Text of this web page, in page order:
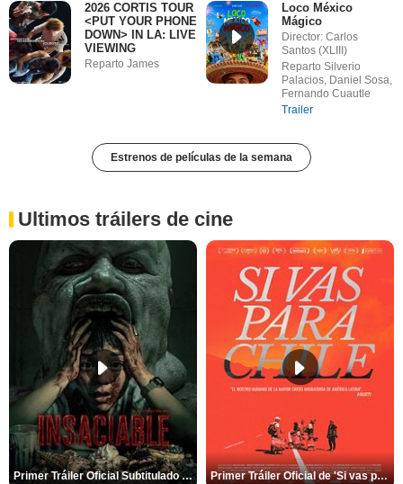
2026 CORTIS TOUR
<PUT YOUR PHONE
DOWN> IN LA: LIVE
VIEWING
Reparto James
Loco México
Mágico
Director: Carlos
Santos (XLIII)
Reparto Silverio
Palacios, Daniel Sosa,
Fernando Cuautle
Trailer
Estrenos de películas de la semana
Ultimos tráilers de cine
Primer Tráiler Oficial Subtitulado de 'Insaciable' Primer Tráiler Oficial de 'Si vas para Chile'